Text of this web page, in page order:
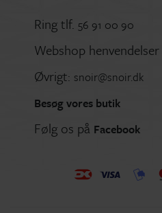
Ring tlf. 56 91 00 90
Webshop henvendelser
Øvrigt: snoir@snoir.dk
Besøg vores butik
Følg os på Facebook